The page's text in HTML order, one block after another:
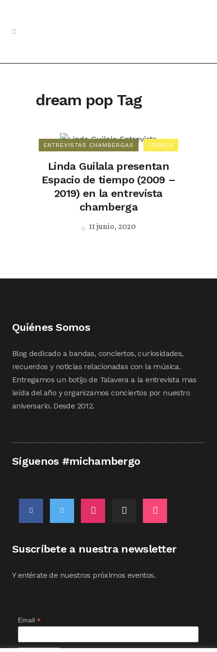
dream pop Tag
ENTREVISTAS CHAMBERGAS TRENCA
Linda Guilala presentan
Espacio de tiempo (2009 –
2019) en la entrevista
chamberga
11 junio, 2020
Quiénes Somos
Blog dedicado a bandas, conciertos, curiosidades,
recuerdos y noticias relacionadas con la música.
Entregamos un botijo de Talavera a la entrevista mas
leída del año y organizamos conciertos por nuestro
aniversario. Desde 2012.
Síguenos #michambergo
Suscríbete a nuestra newsletter
Y entérate de nuestros próximos eventos.
Email *